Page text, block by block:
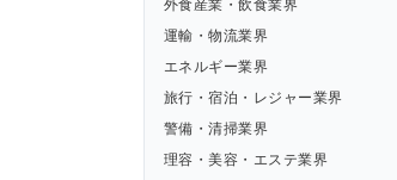
外食産業・飲食業界
運輸・物流業界
エネルギー業界
旅行・宿泊・レジャー業界
警備・清掃業界
理容・美容・エステ業界